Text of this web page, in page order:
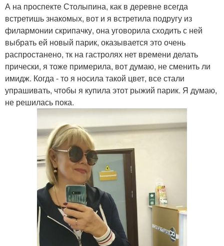
А на проспекте Столыпина, как в деревне всегда
встретишь знакомых, вот и я встретила подругу из
филармонии скрипачку, она уговорила сходить с ней
выбрать ей новый парик, оказывается это очень
распростанено, тк на гастролях нет времени делать
прически, я тоже примерила, вот думаю, не сменить ли
имидж. Когда - то я носила такой цвет, все стали
упрашивать, чтобы я купила этот рыжий парик. Я думаю,
не решилась пока.